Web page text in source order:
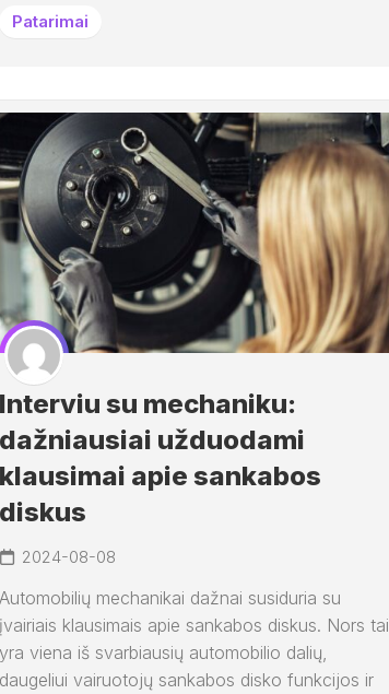
Patarimai
Interviu su mechaniku:
dažniausiai užduodami
klausimai apie sankabos
diskus
2024-08-08
Automobilių mechanikai dažnai susiduria su
įvairiais klausimais apie sankabos diskus. Nors tai
yra viena iš svarbiausių automobilio dalių,
daugeliui vairuotojų sankabos disko funkcijos ir